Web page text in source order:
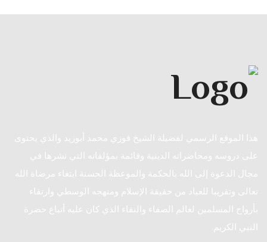
هذا الموقع الرسمي لفضيلة الشيخ فوزي محمد أبوزيد والذي يحتوى
على دروسه ومحاضراته الدينية وقائمة بمؤلفاته التي نشرها في
مجال الدعوة إلى الله بالحكمة والموعظة الحسنة ابتغاء مرضاة الله
تعالى وتقريبا للعباد من حقيقة الإسلام ومنهجه الوسطي وارتقاء
بأرواح المسلمين لعالم الصفاء والنقاء الذي كان عليه أتباع حضرة
النبي الكريم.